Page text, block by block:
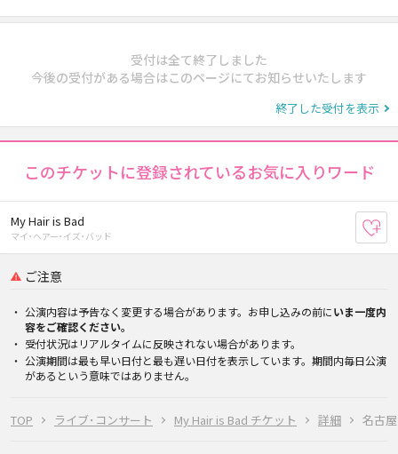
TOP ライブ･コンサート My Hair is Bad チケット 詳細 名古
受付は全て終了しました
今後の受付がある場合はこのページにてお知らせいたします
終了した受付を表示
このチケットに登録されているお気に入りワード
My Hair is Bad
マイ･ヘアー･イズ･バッド
ご注意
公演内容は予告なく変更する場合があります。お申し込みの前にいま一度内
容をご確認ください。
受付状況はリアルタイムに反映されない場合があります。
公演期間は最も早い日付と最も遅い日付を表示しています。期間内毎日公演
があるという意味ではありません。